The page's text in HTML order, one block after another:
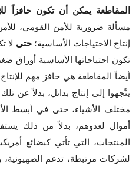
المقاطعة يمكن أن تكون حافزاً
مسألة ضرورية للأمن القومي،
إنتاج الاحتياجات الأساسية؛ حتى لا
تكون احتياجاتها الأساسية أوراق
أيضاً المقاطعة هي حافز مهم
يتَّجهوا إلى إنتاج بدائل، بدلاً عن
مختلف الأشياء، حتى في أبسط
أموال لعدوهم، بدلاً من ذلك
المنتجات، التي تأتي كبضائع
لشركات مرتبطة، تدعم الصهيونية،